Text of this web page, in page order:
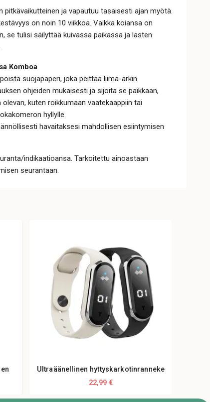
pitkävaikutteinen ja vapautuu tasaisesti ajan myötä.
on noin 10 viikkoa. Vaikka koiansa on
se tulisi säilyttää kuivassa paikassa ja lasten
Komboa
suojapaperi, joka peittää liima-arkin.
ohjeiden mukaisesti ja sijoita se paikkaan,
kuten roikkumaan vaatekaappiin tai
hyllylle.
havaitaksesi mahdollisen esiintymisen
indikaatioansa. Tarkoitettu ainoastaan
seurantaan.
Ultraäänellinen hyttyskarkotinranneke
22,99 €